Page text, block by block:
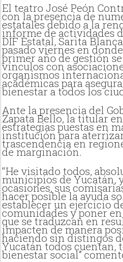
El teatro José Peón
con la presencia de
estatales debido a la
informe de actividades
DIF Estatal, Sarita
pasado viernes en
primer año de gestión
vínculos con
organismos
académicas para
bienestar a todos los
Ante la presencia del
Zapata Bello, la titular
estrategias puestas en
institución para
trascendencia en
de marginación.
“He visitado todos,
municipios de Yucatán,
ocasiones, sus
hacer posible la ayuda
establecer un ejercicio
comunidades y poner
que se traduzcan en
impacten de manera
haciendo sin distingos
Yucatán todos cuentan,
bienestar social”